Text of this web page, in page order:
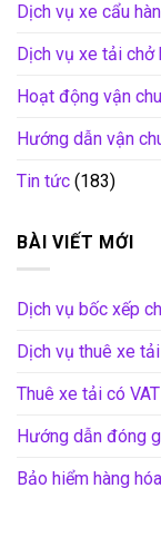
Dịch vụ xe cẩu
Dịch vụ xe tải chở
Hoạt động vận
Hướng dẫn vận
Tin tức (183)
BÀI VIẾT MỚI
Dịch vụ bốc xếp
Dịch vụ thuê xe
Thuê xe tải có VAT
Hướng dẫn đóng
Bảo hiểm hàng